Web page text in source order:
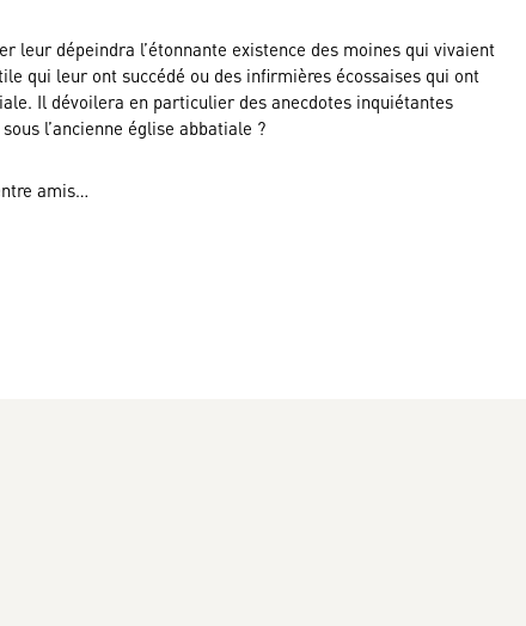
leur dépeindra l’étonnante existence des moines qui vivaient
qui leur ont succédé ou des infirmières écossaises qui ont
Il dévoilera en particulier des anecdotes inquiétantes
l’ancienne église abbatiale ?
amis…